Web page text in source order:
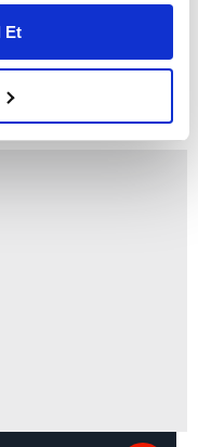
Bunu yaparken
deneyimi sunmak
adına
ve bu noktada,
noktasında tek gelir
Et